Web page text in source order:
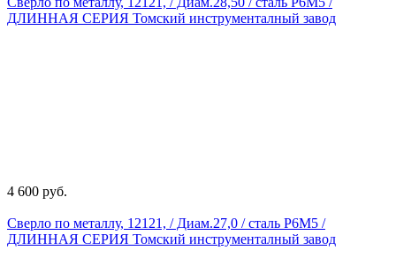
ДЛИННАЯ СЕРИЯ Томский инструменталный завод
4 600 руб.
Сверло по металлу, 12121, / Диам.27,0 / сталь Р6М5 /
ДЛИННАЯ СЕРИЯ Томский инструменталный завод